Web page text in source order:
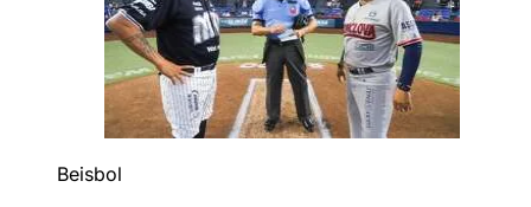
Beisbol